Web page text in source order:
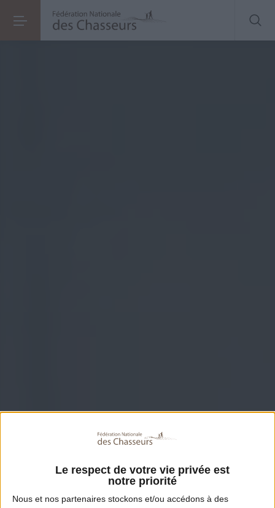
Le respect de votre vie privée est
notre priorité
Nous et nos partenaires stockons et/ou accédons à des
Refus de validation: le rôle limité des fédérations